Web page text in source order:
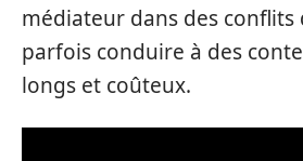
médiateur dans des
parfois conduire à des
longs et coûteux.